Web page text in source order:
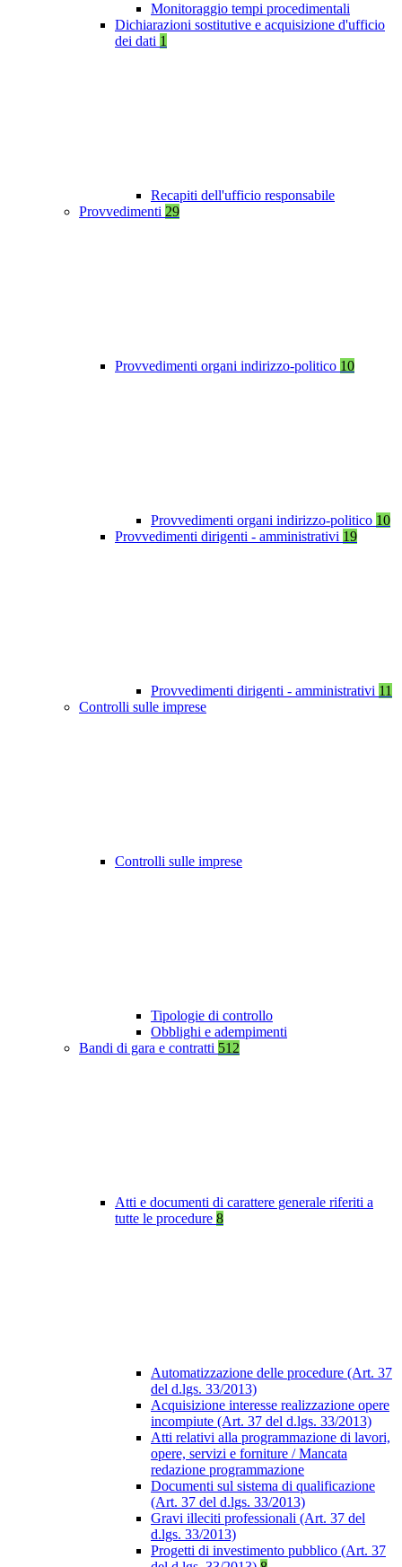
Monitoraggio tempi procedimentali
Dichiarazioni sostitutive e acquisizione d'ufficio
dei dati 1
Recapiti dell'ufficio responsabile
Provvedimenti 29
Provvedimenti organi indirizzo-politico 10
Provvedimenti organi indirizzo-politico 10
Provvedimenti dirigenti - amministrativi 19
Provvedimenti dirigenti - amministrativi 11
Controlli sulle imprese
Controlli sulle imprese
Tipologie di controllo
Obblighi e adempimenti
Bandi di gara e contratti 512
Atti e documenti di carattere generale riferiti a
tutte le procedure 8
Automatizzazione delle procedure (Art. 37
del d.lgs. 33/2013)
Acquisizione interesse realizzazione opere
incompiute (Art. 37 del d.lgs. 33/2013)
Atti relativi alla programmazione di lavori,
opere, servizi e forniture / Mancata
redazione programmazione
Documenti sul sistema di qualificazione
(Art. 37 del d.lgs. 33/2013)
Gravi illeciti professionali (Art. 37 del
d.lgs. 33/2013)
Progetti di investimento pubblico (Art. 37